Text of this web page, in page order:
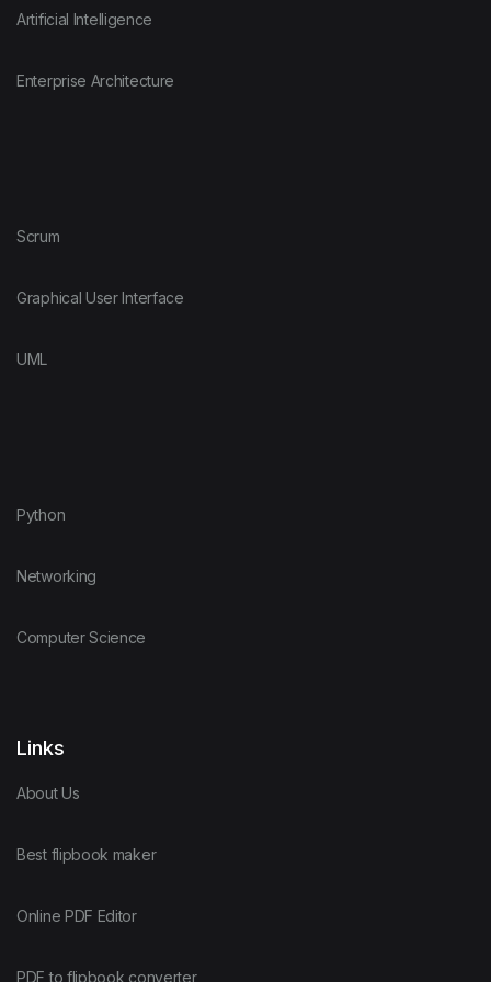
Artificial Intelligence
Enterprise Architecture
Scrum
Graphical User Interface
UML
Python
Networking
Computer Science
Links
About Us
Best flipbook maker
Online PDF Editor
PDF to flipbook converter